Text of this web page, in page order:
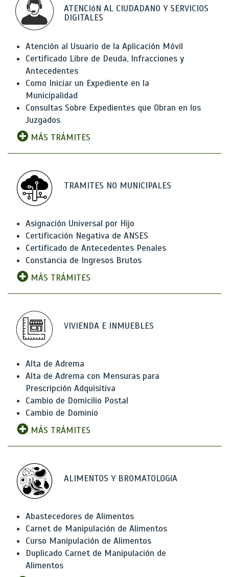
ATENCIóN AL CIUDADANO Y SERVICIOS
DIGITALES
Atención al Usuario de la Aplicación Móvil
Certificado Libre de Deuda, Infracciones y
Antecedentes
Como Iniciar un Expediente en la
Municipalidad
Consultas Sobre Expedientes que Obran en los
Juzgados
MÁS TRÁMITES
TRAMITES NO MUNICIPALES
Asignación Universal por Hijo
Certificación Negativa de ANSES
Certificado de Antecedentes Penales
Constancia de Ingresos Brutos
MÁS TRÁMITES
VIVIENDA E INMUEBLES
Alta de Adrema
Alta de Adrema con Mensuras para
Prescripción Adquisitiva
Cambio de Domicilio Postal
Cambio de Dominio
MÁS TRÁMITES
ALIMENTOS Y BROMATOLOGíA
Abastecedores de Alimentos
Carnet de Manipulación de Alimentos
Curso Manipulación de Alimentos
Duplicado Carnet de Manipulación de
Alimentos